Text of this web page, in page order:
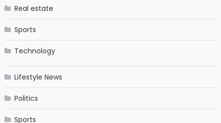
Real estate
Sports
Technology
Lifestyle News
Politics
Sports